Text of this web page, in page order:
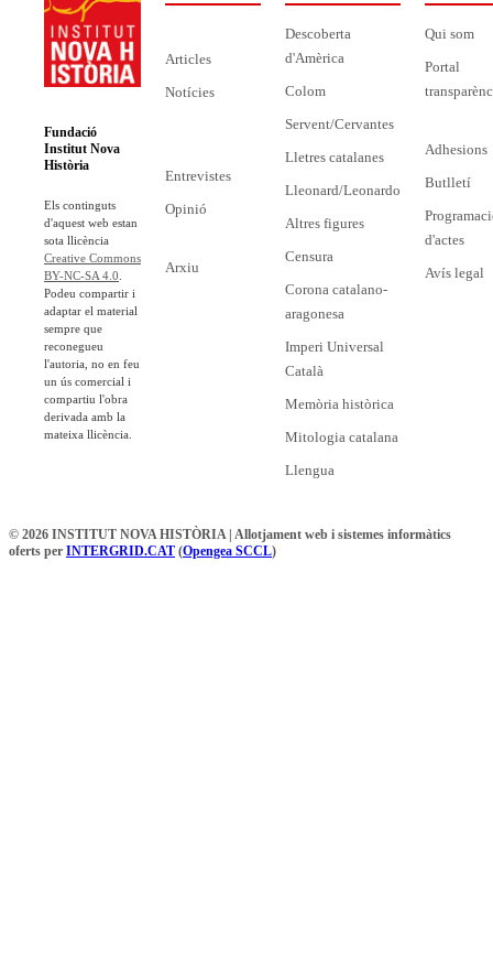
Fundació
Institut Nova
Història
Els continguts
d'aquest web estan
sota llicència
Creative Commons
BY-NC-SA 4.0
Podeu compartir i
adaptar el material
sempre que
reconegueu
l'autoria, no en feu
un ús comercial i
compartiu l'obra
derivada amb la
mateixa llicència.
Articles
Notícies
Entrevistes
Opinió
Arxiu
Descoberta
d'Amèrica
Colom
Servent/Cervantes
Lletres catalanes
Lleonard/Leonardo
Altres figures
Censura
Corona catalano-
aragonesa
Imperi Universal
Català
Memòria històrica
Mitologia catalana
Llengua
Qui som
Portal
Adhesions
Butlletí
d'actes
Avís legal
© 2026 INSTITUT NOVA HISTÒRIA | Allotjament web i sistemes informàtics
oferts per INTERGRID.CAT (Opengea SCCL)